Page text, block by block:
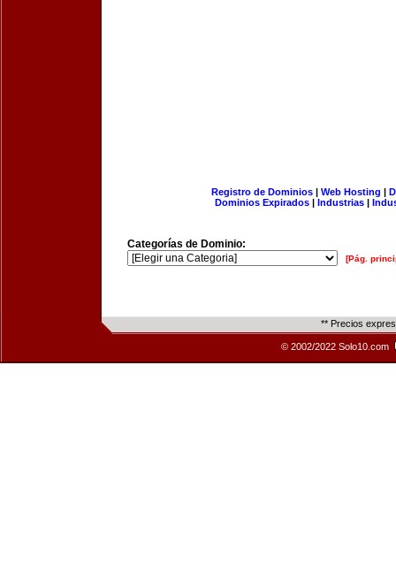
Registro de Dominios| Web Hosting |
Dominios Expirados | Industrias |
Categorías de Dominio:
[Pág.
** Precios
© 2002/2022 Solo10.com